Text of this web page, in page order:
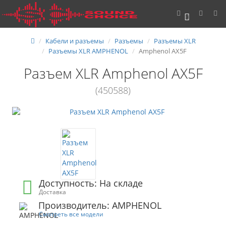
0
Кабели и разъемы Разъемы
Разъемы XLR
Разъемы XLR AMPHENOL
Amphenol AX5F
Разъем XLR Amphenol AX5F
(450588)
Доступность: На складе
Доставка
Производитель: AMPHENOL
Смотреть все модели